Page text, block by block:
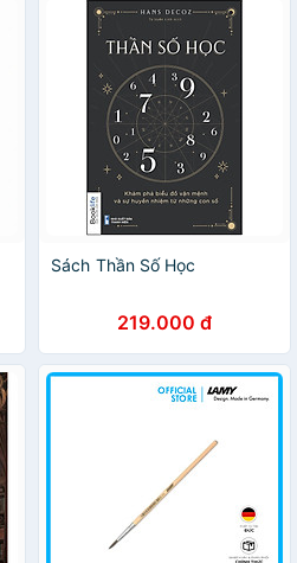
Cho Nhân Loại
Sách Thần Số Học
219.000 đ